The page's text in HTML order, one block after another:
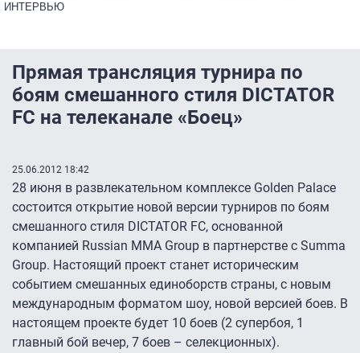
ИНТЕРВЬЮ
Прямая трансляция турнира по
боям смешанного стиля DICTATOR
FC на телеканале «Боец»
25.06.2012 18:42
28 июня в развлекательном комплексе Golden Palace
состоится открытие новой версии турниров по боям
смешанного стиля DICTATOR FC, основанной
компанией Russian MMA Group в партнерстве с Summa
Group. Настоящий проект станет историческим
событием смешанных единоборств страны, с новым
международным форматом шоу, новой версией боев. В
настоящем проекте будет 10 боев (2 супербоя, 1
главный бой вечер, 7 боев – селекционных).